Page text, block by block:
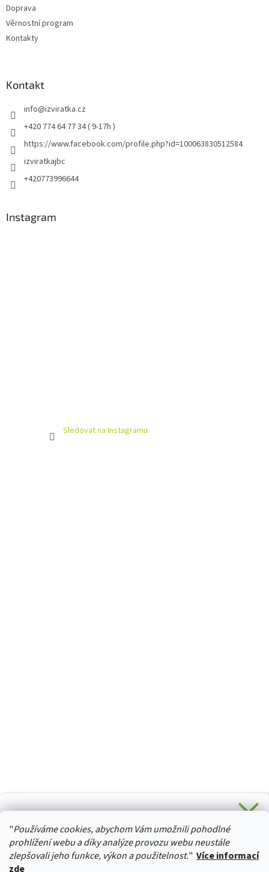
"Používáme cookies, abychom Vám umožnili pohodlné
prohlížení webu a díky analýze provozu webu neustále
zlepšovali jeho funkce, výkon a použitelnost." Více informací
zde
Doprava
Věrnostní program
Kontakty
Kontakt
info@izviratka.cz
+420 774 64 77 34 ( 9-17h )
https://www.facebook.com/profile.php?id=100063830512584
izviratkajbc
+420773996644
Instagram
Sledovat na Instagramu
HURTTA-COLLECTION.CZ
Stačí se přihlásit k odběru novinek z našeho obchodu a je
Vaše :)